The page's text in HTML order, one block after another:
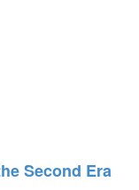
Second Era